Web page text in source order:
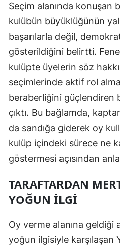
Seçim alanında konuşan
kulübün büyüklüğünün
başarılarla değil,
gösterildiğini belirtti.
kulüpte üyelerin söz
seçimlerinde aktif rol
beraberliğini güçlendiren
çıktı. Bu bağlamda,
da sandığa giderek oy
kulüp içindeki sürece ne
göstermesi açısından
TARAFTARDAN
YOĞUN İLGI
Oy verme alanına geldiği
yoğun ilgisiyle karşılaşan